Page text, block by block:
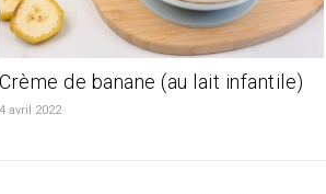
Crème de banane (au lait infantile)
4 avril 2022